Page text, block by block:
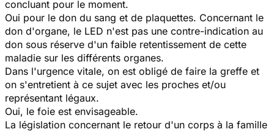
concluant pour le moment.
Oui pour le don du sang et de plaquettes. Concernant le
don d'organe, le LED n'est pas une contre-indication au
don sous réserve d'un faible retentissement de cette
maladie sur les différents organes.
Dans l'urgence vitale, on est obligé de faire la greffe et
on s'entretient à ce sujet avec les proches et/ou
représentant légaux.
Oui, le foie est envisageable.
La législation concernant le retour d'un corps à la famille